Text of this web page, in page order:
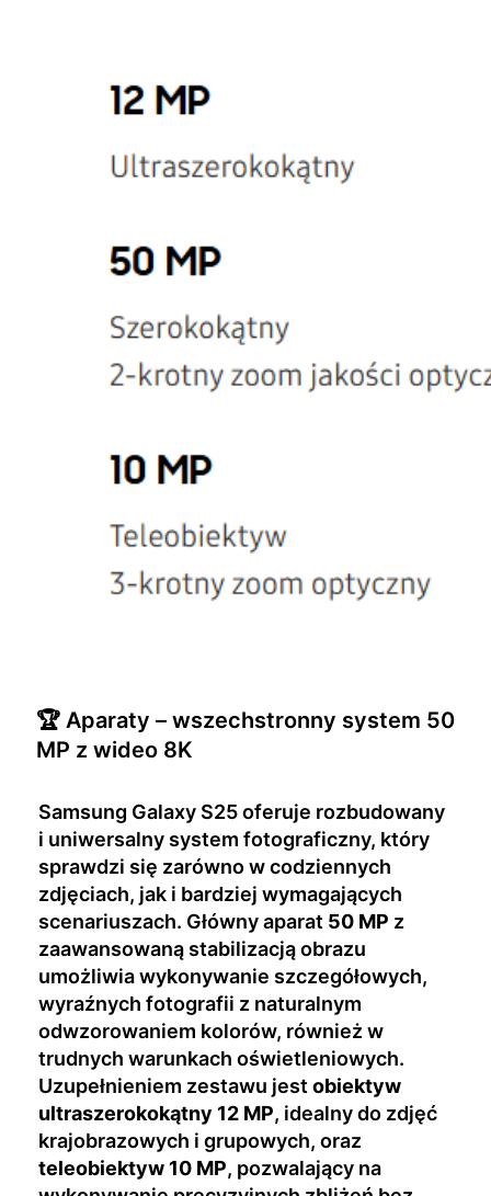
🏆 Aparaty – wszechstronny system 50
MP z wideo 8K
Samsung Galaxy S25 oferuje rozbudowany
i uniwersalny system fotograficzny, który
sprawdzi się zarówno w codziennych
zdjęciach, jak i bardziej wymagających
scenariuszach. Główny aparat 50 MP z
zaawansowaną stabilizacją obrazu
umożliwia wykonywanie szczegółowych,
wyraźnych fotografii z naturalnym
odwzorowaniem kolorów, również w
trudnych warunkach oświetleniowych.
Uzupełnieniem zestawu jest obiektyw
ultraszerokokątny 12 MP, idealny do zdjęć
krajobrazowych i grupowych, oraz
teleobiektyw 10 MP, pozwalający na